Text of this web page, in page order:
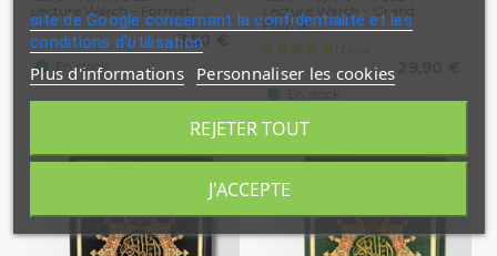
Lecture Warch - Format...
3,50 €
En stock
Lecture Warch - Grand
Format...
29,90 €
site de Google concernant la confidentialité et les
conditions d'utilisation
Plus d'informations Personnaliser les cookies
REJETER TOUT
J'ACCEPTE